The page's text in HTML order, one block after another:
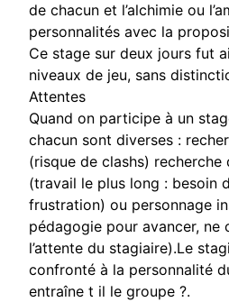
de chacun et l’alchimie ou
personnalités avec la
Ce stage sur deux jours fut
niveaux de jeu, sans
Attentes
Quand on participe à un
chacun sont diverses :
(risque de clashs) recherche
(travail le plus long : besoin
frustration) ou personnage
pédagogie pour avancer, ne
l’attente du stagiaire).Le
confronté à la personnalité
entraîne t il le groupe ?.